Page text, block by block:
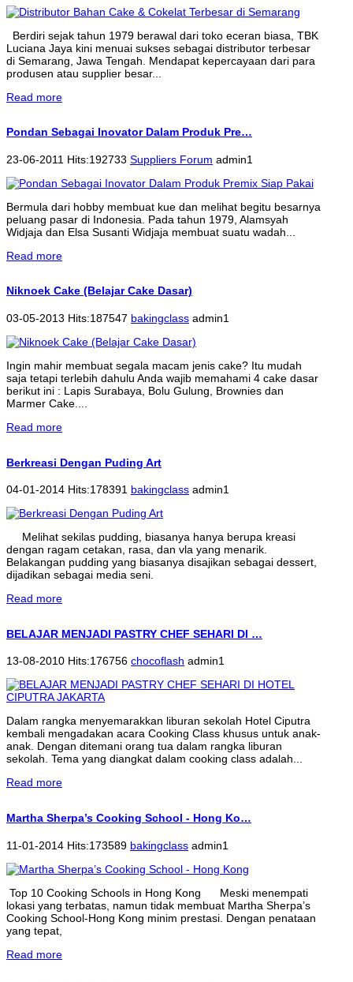
Berdiri sejak tahun 1979 berawal dari toko eceran biasa, TBK
Luciana Jaya kini menuai sukses sebagai distributor terbesar
di Semarang, Jawa Tengah. Mendapat kepercayaan dari para
produsen atau supplier besar...
Read more
Pondan Sebagai Inovator Dalam Produk Pre…
23-06-2011 Hits:192733 Suppliers Forum admin1
Bermula dari hobby membuat kue dan melihat begitu besarnya
peluang pasar di Indonesia. Pada tahun 1979, Alamsyah
Widjaja dan Elsa Susanti Widjaja membuat suatu wadah...
Read more
Niknoek Cake (Belajar Cake Dasar)
03-05-2013 Hits:187547 bakingclass admin1
Ingin mahir membuat segala macam jenis cake? Itu mudah
saja tetapi terlebih dahulu Anda wajib memahami 4 cake dasar
berikut ini : Lapis Surabaya, Bolu Gulung, Brownies dan
Marmer Cake....
Read more
Berkreasi Dengan Puding Art
04-01-2014 Hits:178391 bakingclass admin1
Melihat sekilas pudding, biasanya hanya berupa kreasi
dengan ragam cetakan, rasa, dan vla yang menarik.
Belakangan pudding yang biasanya disajikan sebagai dessert,
dijadikan sebagai media seni.
Read more
BELAJAR MENJADI PASTRY CHEF SEHARI DI …
13-08-2010 Hits:176756 chocoflash admin1
Dalam rangka menyemarakkan liburan sekolah Hotel Ciputra
kembali mengadakan acara Cooking Class khusus untuk anak-
anak. Dengan ditemani orang tua dalam rangka liburan
sekolah. Tema yang diangkat dalam cooking class adalah...
Read more
Martha Sherpa’s Cooking School - Hong Ko…
11-01-2014 Hits:173589 bakingclass admin1
Top 10 Cooking Schools in Hong Kong Meski menempati
lokasi yang terbatas, namun tidak membuat Martha Sherpa’s
Cooking School-Hong Kong minim prestasi. Dengan penataan
yang tepat,
Read more